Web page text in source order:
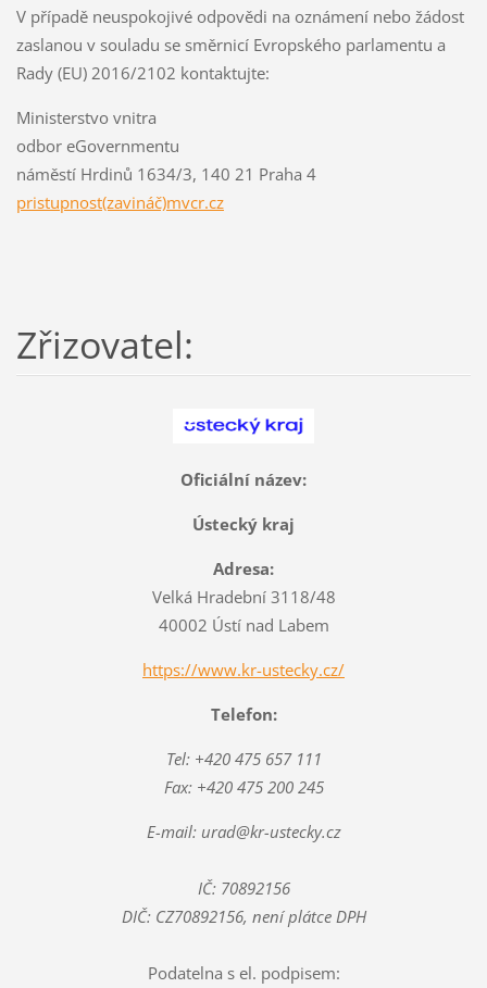
V případě neuspokojivé odpovědi na oznámení nebo žádost
zaslanou v souladu se směrnicí Evropského parlamentu a
Rady (EU) 2016/2102 kontaktujte:
Ministerstvo vnitra
odbor eGovernmentu
náměstí Hrdinů 1634/3, 140 21 Praha 4
pristupnost(zavináč)mvcr.cz
Zřizovatel:
Oficiální název:
Ústecký kraj
Adresa:
Velká Hradební 3118/48
40002 Ústí nad Labem
https://www.kr-ustecky.cz/
Telefon:
Tel: +420 475 657 111
Fax: +420 475 200 245
E-mail: urad@kr-ustecky.cz
IČ: 70892156
DIČ: CZ70892156, není plátce DPH
Podatelna s el. podpisem: